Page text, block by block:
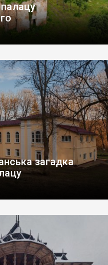
палацу
загадка